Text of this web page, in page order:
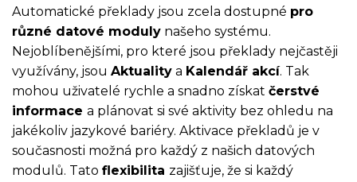
Automatické překlady jsou zcela dostupné pro
různé datové moduly našeho systému.
Nejoblíbenějšími, pro které jsou překlady nejčastěji
využívány, jsou Aktuality a Kalendář akcí. Tak
mohou uživatelé rychle a snadno získat čerstvé
informace a plánovat si své aktivity bez ohledu na
jakékoliv jazykové bariéry. Aktivace překladů je v
současnosti možná pro každý z našich datových
modulů. Tato flexibilita zajišťuje, že si každý